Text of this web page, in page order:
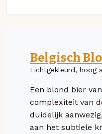
Belgisch
Lichtgekleurd, hoog
Een blond bier
complexiteit van
duidelijk
aan het subtiele